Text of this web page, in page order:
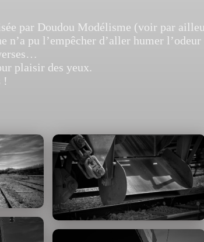
par Doudou Modélisme (voir par
pu l’empêcher d’aller humer l’odeur
plaisir des yeux.
!